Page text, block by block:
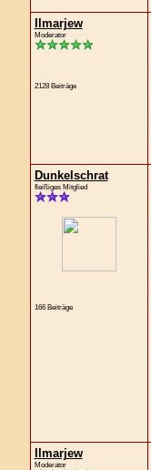
Ilmarjew
Moderator
2128 Beiträge
Dunkelschrat
fleißiges Mitglied
166 Beiträge
Ilmarjew
Moderator